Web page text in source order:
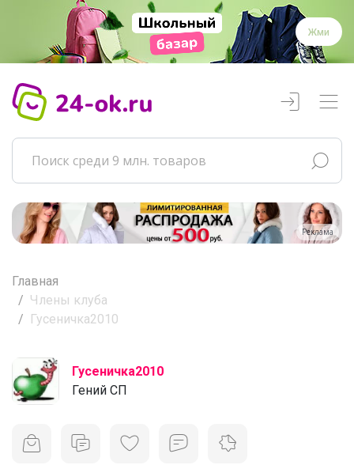
Жми
Реклама
Главная
Члены клуба
Гусеничка2010
Гусеничка2010
Гений СП